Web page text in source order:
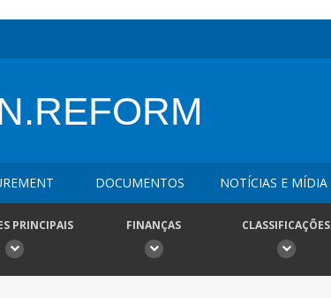
DOCUMENTOS NOTÍCIAS E MÍDIA
PRINCIPAIS FINANÇAS CLASSIFICAÇÕES